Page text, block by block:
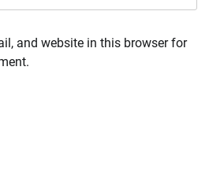
and website in this browser for